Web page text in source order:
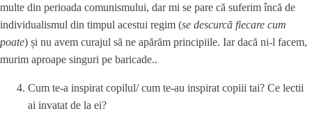
multe din perioada comunismului, dar mi se pare că suferim încă de
individualismul din timpul acestui regim (se descurcă fiecare cum
poate) și nu avem curajul să ne apărăm principiile. Iar dacă ni-l facem,
murim aproape singuri pe baricade..
Cum te-a inspirat copilul/ cum te-au inspirat copiii tai? Ce lectii
ai invatat de la ei?